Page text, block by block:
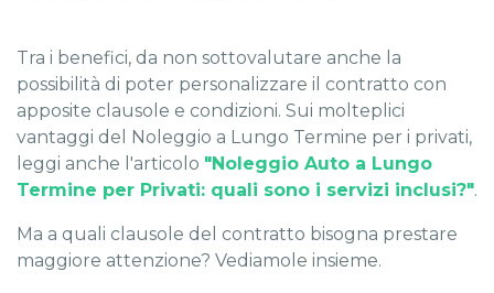
Tra i benefici, da non sottovalutare anche la
possibilità di poter personalizzare il contratto con
apposite clausole e condizioni. Sui molteplici
vantaggi del Noleggio a Lungo Termine per i privati,
leggi anche l'articolo "Noleggio Auto a Lungo
Termine per Privati: quali sono i servizi inclusi?".
Ma a quali clausole del contratto bisogna prestare
maggiore attenzione? Vediamole insieme.